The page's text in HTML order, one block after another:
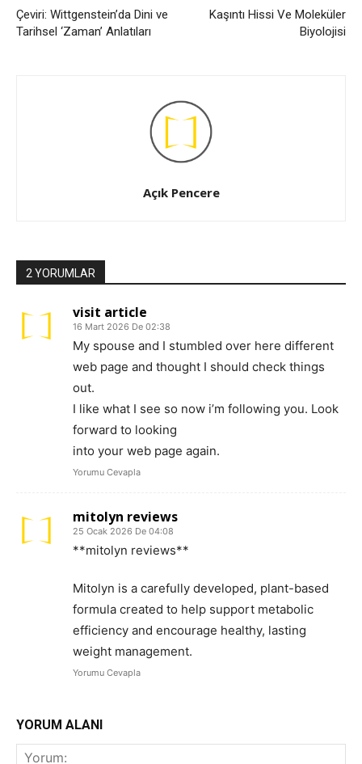
Çeviri: Wittgenstein’da Dini ve
Tarihsel ‘Zaman’ Anlatıları
Kaşıntı Hissi Ve Moleküler
Biyolojisi
Açık Pencere
2 YORUMLAR
visit article
16 Mart 2026 De 02:38
My spouse and I stumbled over here different
web page and thought I should check things
out.
I like what I see so now i’m following you. Look
forward to looking
into your web page again.
Yorumu Cevapla
mitolyn reviews
25 Ocak 2026 De 04:08
**mitolyn reviews**
Mitolyn is a carefully developed, plant-based
formula created to help support metabolic
efficiency and encourage healthy, lasting
weight management.
Yorumu Cevapla
YORUM ALANI